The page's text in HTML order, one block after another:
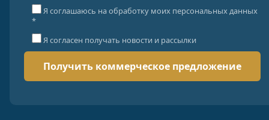
Я соглашаюсь на обработку моих персональных данных
*
Я согласен получать новости и рассылки